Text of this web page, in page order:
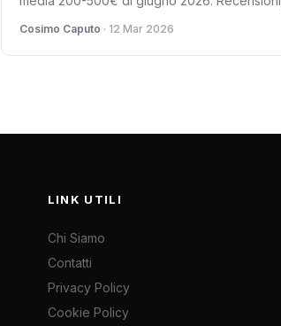
perfetto per te.
Cosimo Caputo · 12 Mar 2026
LINK UTILI
Chi Siamo
Contatti
Privacy Policy
Cookie Policy